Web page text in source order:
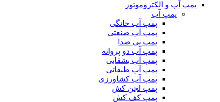
پمپ آب و الکتروموتور
پمپ آب
پمپ آب خانگی
پمپ آب صنعتی
پمپ بی صدا
پمپ آب دو پروانه
پمپ آب بشقابی
پمپ آب طبقاتی
پمپ آب کشاورزی
پمپ لجن کش
پمپ کف کش